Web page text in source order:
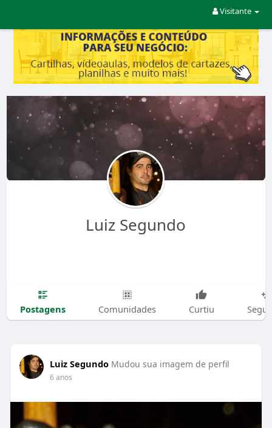
Visitante
Luiz Segundo
Postagens Comunidades Curtiu
Luiz Segundo Mudou sua imagem de perfil
6 anos